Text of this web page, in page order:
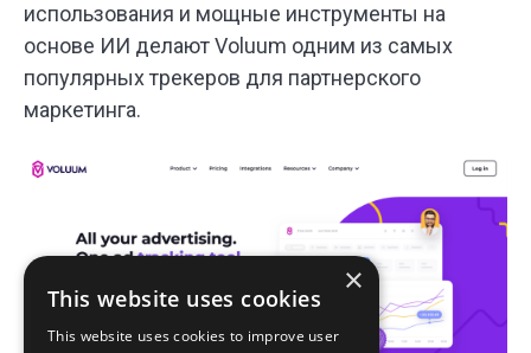
использования и мощные инструменты на
основе ИИ делают Voluum одним из самых
популярных трекеров для партнерского
маркетинга.
×
This website uses cookies
This website uses cookies to improve user